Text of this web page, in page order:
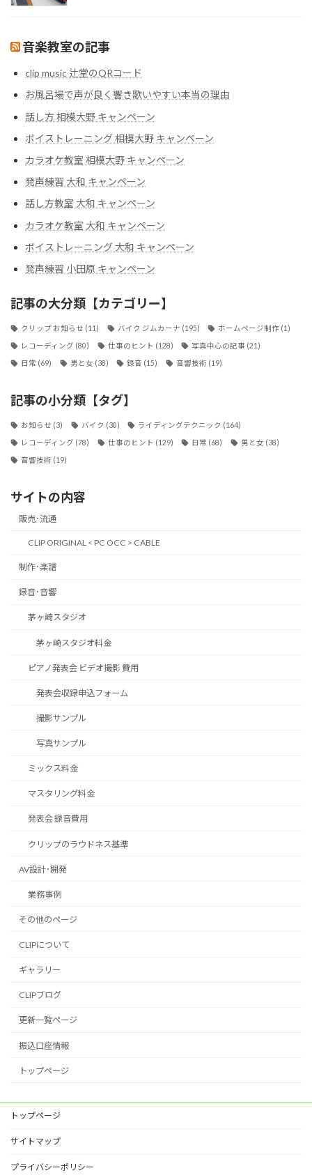
音楽教室の記事
clip music 辻堂のQRコード
お風呂場で声が良く響き歌いやすい本当の理由
話し方 相模大野 キャンペーン
ボイストレーニング 相模大野 キャンペーン
カラオケ教室 相模大野 キャンペーン
発声練習 大和 キャンペーン
話し方教室 大和 キャンペーン
カラオケ教室 大和 キャンペーン
ボイストレーニング 大和 キャンペーン
発声練習 小田原 キャンペーン
記事の大分類【カテゴリー】
クリップ お知らせ (11) バイク ジムカーナ (195) ホームページ制作 (1)
レコーディング (80) 仕事のヒント (128) 写真中心の記事 (21)
日常 (69) 男と女 (38) 録音 (15) 音響技術 (19)
記事の小分類【タグ】
お知らせ (3) バイク (30) ライディングテクニック (164)
レコーディング (78) 仕事のヒント (129) 日常 (68) 男と女 (38)
音響技術 (19)
サイトの内容
販売･流通
CLIP ORIGINAL < PC OCC > CABLE
制作･楽譜
録音･音響
茅ヶ崎スタジオ
茅ヶ崎スタジオ料金
ピアノ発表会 ビデオ撮影 費用
発表会収録申込フォーム
撮影サンプル
写真サンプル
ミックス料金
マスタリング料金
発表会 録音費用
クリップのラウドネス基準
AV設計･開発
業務事例
その他のページ
CLIPについて
ギャラリー
CLIPブログ
更新一覧ページ
振込口座情報
トップページ
トップページ
サイトマップ
プライバシーポリシー